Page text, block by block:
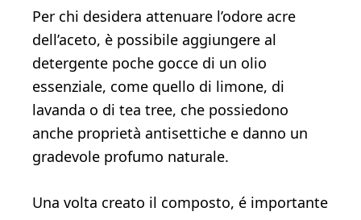
Per chi desidera attenuare l’odore acre
dell’aceto, è possibile aggiungere al
detergente poche gocce di un olio
essenziale, come quello di limone, di
lavanda o di tea tree, che possiedono
anche proprietà antisettiche e danno un
gradevole profumo naturale.
Una volta creato il composto, é importante